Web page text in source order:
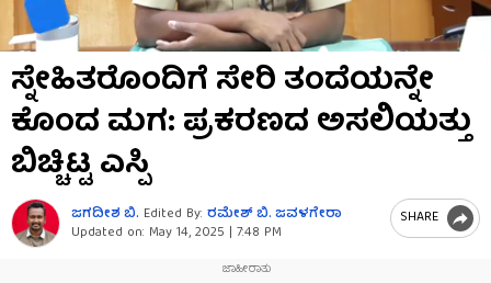
seconds
of
minutes,
seconds
ಸ್ನೇಹಿತರೊಂದಿಗೆ ಸೇರಿ ತಂದೆಯನ್ನೇ
ಕೊಂದ ಮಗ: ಪ್ರಕರಣದ ಅಸಲಿಯತ್ತು
ಬಿಚ್ಚಿಟ್ಟ ಎಸ್ಪಿ
ಜಗದೀಶ ಬಿ. Edited By: ರಮೇಶ್ ಬಿ. ಜವಳಗೇರಾ
Updated on: May 14, 2025 | 7:48 PM
SHARE